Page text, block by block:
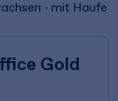
- mit Haufe
Gold